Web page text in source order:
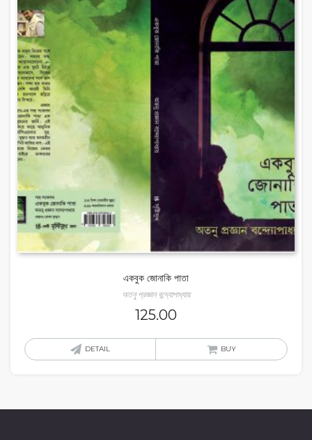
একবুক জোনাকি পাতা
অতনু প্রজ্ঞান বন্দ্যোপাধ্যায়
125.00
DETAIL BUY